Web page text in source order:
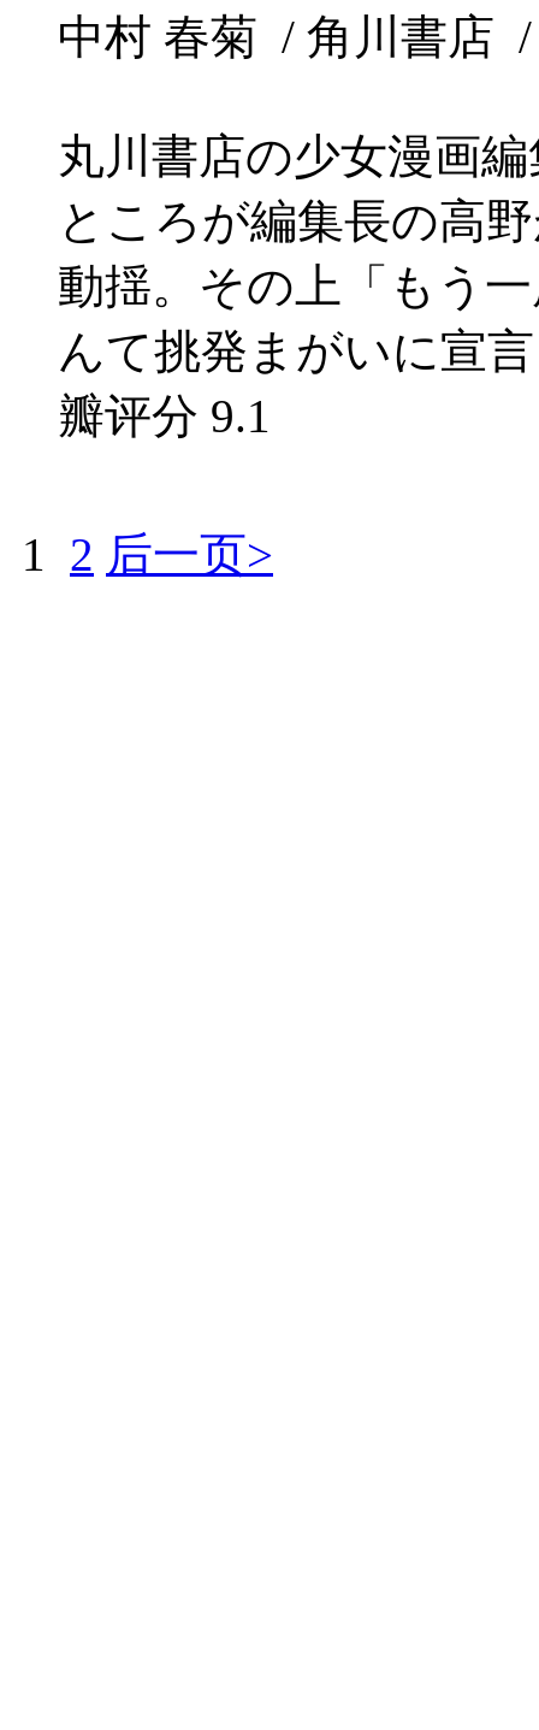
中村 春菊 / 角川書店
丸川書店の少女漫画
ところが編集長の高
動揺。その上「もう
んて挑発まがいに宣
瓣评分 9.1
1 2 后一页>